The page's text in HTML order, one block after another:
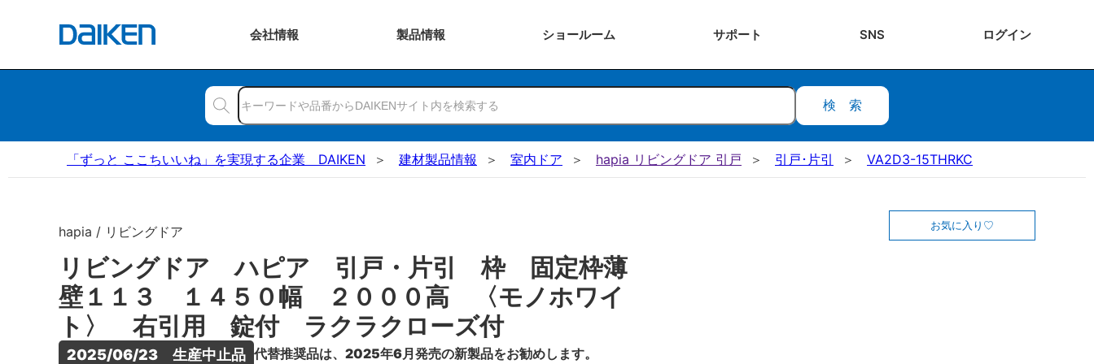
会社情報 製品情報 ショールーム サポート SNS ログイン
検索
「ずっと ここちいいね」を実現する企業 DAIKEN 建材製品情報 室内ドア hapia リビングドア 引戸 引戸･片引 VA2D3-15THRKC
hapia / リビングドア
リビングドア ハピア 引戸・片引 枠 固定枠薄
壁１１３ １４５０幅 ２０００高 〈モノホワイ
ト〉 右引用 錠付 ラクラクローズ付
2025/06/23　生産中止品 代替推奨品は、2025年6月発売の新製品をお勧めします。
お気に入り